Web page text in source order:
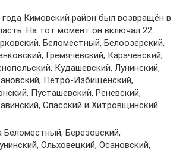
года Кимовский район был возвращён в
На тот момент он включал 22
Беломестный, Белоозерский,
Гремячевский, Карачевский,
Кудашевский, Лунинский,
Петро-Избищенский,
Пусташевский, Реневский,
Спасский и Хитровщинский.
Беломестный, Березовский,
Ольховецкий, Осановский,